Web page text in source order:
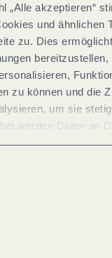
„Alle akzeptieren“
und ähnlichen
zu. Dies
bereitzustellen,
zu können und die
um sie
werden Daten an
Union
werden. Mit der
es zu
Ihre
E-
Mail-
Adresse:
*
mit der